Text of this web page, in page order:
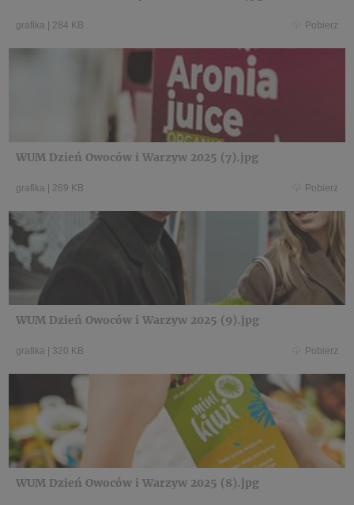
grafika | 284 KB Pobierz
WUM Dzień Owoców i Warzyw 2025 (7).jpg
grafika | 269 KB Pobierz
WUM Dzień Owoców i Warzyw 2025 (9).jpg
grafika | 320 KB Pobierz
WUM Dzień Owoców i Warzyw 2025 (8).jpg